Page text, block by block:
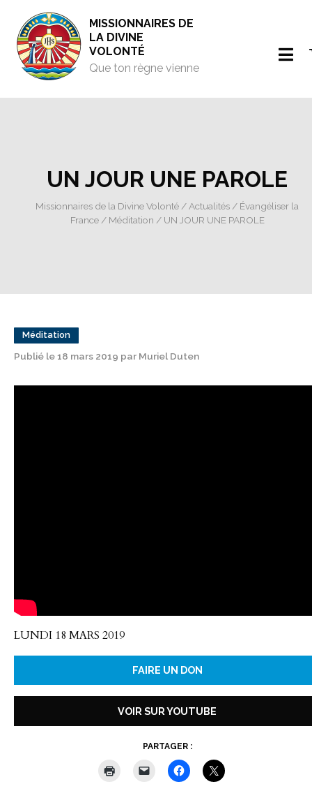
MISSIONNAIRES DE
LA DIVINE
VOLONTÉ
Que ton règne vienne
UN JOUR UNE PAROLE
Missionnaires de la Divine Volonté / Actualités / Évangéliser la
France/ Méditation / UN JOUR UNE PAROLE
Méditation
Publié le 18 mars 2019 par Muriel Duten
LUNDI 18 MARS 2019
FAIRE UN DON
VOIR SUR YOUTUBE
PARTAGER :